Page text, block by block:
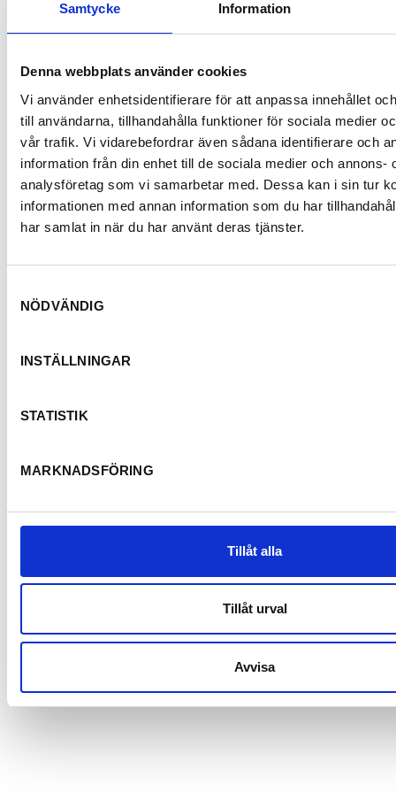
Samtycke Information
Denna webbplats använder cookies
Vi använder enhetsidentifierare för att anpassa innehållet
till användarna, tillhandahålla funktioner för sociala medier
vår trafik. Vi vidarebefordrar även sådana identifierare och
information från din enhet till de sociala medier och annons-
analysföretag som vi samarbetar med. Dessa kan i sin tur
informationen med annan information som du har
har samlat in när du har använt deras tjänster.
NÖDVÄNDIG
INSTÄLLNINGAR
STATISTIK
MARKNADSFÖRING
Tillåt alla
Tillåt urval
Avvisa